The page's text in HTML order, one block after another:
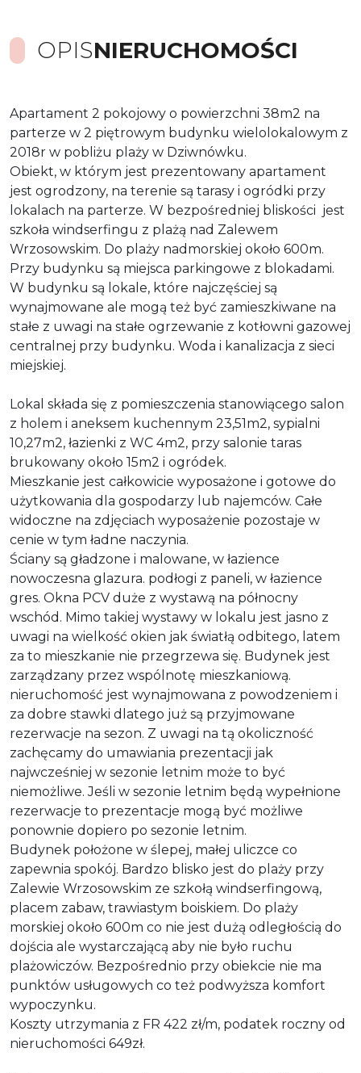
OPISNIERUCHOMOŚCI
Apartament 2 pokojowy o powierzchni 38m2 na
parterze w 2 piętrowym budynku wielolokalowym z
2018r w pobliżu plaży w Dziwnówku.
Obiekt, w którym jest prezentowany apartament
jest ogrodzony, na terenie są tarasy i ogródki przy
lokalach na parterze. W bezpośredniej bliskości jest
szkoła windserfingu z plażą nad Zalewem
Wrzosowskim. Do plaży nadmorskiej około 600m.
Przy budynku są miejsca parkingowe z blokadami.
W budynku są lokale, które najczęściej są
wynajmowane ale mogą też być zamieszkiwane na
stałe z uwagi na stałe ogrzewanie z kotłowni gazowej
centralnej przy budynku. Woda i kanalizacja z sieci
miejskiej.
Lokal składa się z pomieszczenia stanowiącego salon
z holem i aneksem kuchennym 23,51m2, sypialni
10,27m2, łazienki z WC 4m2, przy salonie taras
brukowany około 15m2 i ogródek.
Mieszkanie jest całkowicie wyposażone i gotowe do
użytkowania dla gospodarzy lub najemców. Całe
widoczne na zdjęciach wyposażenie pozostaje w
cenie w tym ładne naczynia.
Ściany są gładzone i malowane, w łazience
nowoczesna glazura. podłogi z paneli, w łazience
gres. Okna PCV duże z wystawą na północny
wschód. Mimo takiej wystawy w lokalu jest jasno z
uwagi na wielkość okien jak światłą odbitego, latem
za to mieszkanie nie przegrzewa się. Budynek jest
zarządzany przez wspólnotę mieszkaniową.
nieruchomość jest wynajmowana z powodzeniem i
za dobre stawki dlatego już są przyjmowane
rezerwacje na sezon. Z uwagi na tą okoliczność
zachęcamy do umawiania prezentacji jak
najwcześniej w sezonie letnim może to być
niemożliwe. Jeśli w sezonie letnim będą wypełnione
rezerwacje to prezentacje mogą być możliwe
ponownie dopiero po sezonie letnim.
Budynek położone w ślepej, małej uliczce co
zapewnia spokój. Bardzo blisko jest do plaży przy
Zalewie Wrzosowskim ze szkołą windserfingową,
placem zabaw, trawiastym boiskiem. Do plaży
morskiej około 600m co nie jest dużą odległością do
dojścia ale wystarczającą aby nie było ruchu
plażowiczów. Bezpośrednio przy obiekcie nie ma
punktów usługowych co też podwyższa komfort
wypoczynku.
Koszty utrzymania z FR 422 zł/m, podatek roczny od
nieruchomości 649zł.